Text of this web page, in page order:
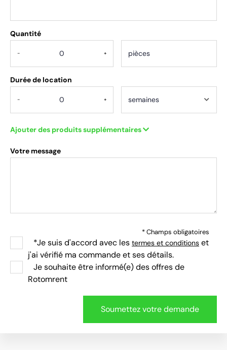
Quantité
- +
Durée de location
- +
Ajouter des produits supplémentaires
Votre message
* Champs obligatoires
*Je suis d'accord avec les termes et conditions et
j'ai vérifié ma commande et ses détails.
Je souhaite être informé(e) des offres de
Rotomrent